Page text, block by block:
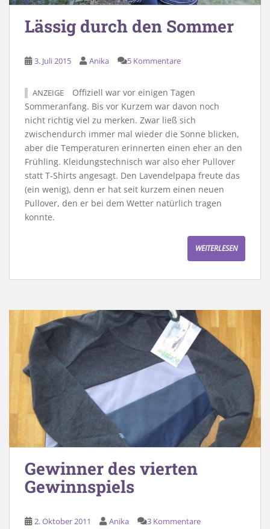
Lässig durch den Sommer
3. Juli 2015 Anika 5 Kommentare
ANZEIGE
Offiziell war vor einigen Tagen
Sommeranfang. Bis vor Kurzem war davon noch
nicht richtig viel zu merken. Zwar ließ sich
zwischendurch immer mal wieder die Sonne blicken,
aber die Temperaturen erinnerten einen eher an den
Frühling. Kleidungstechnisch war also eher Pullover
statt T-Shirts angesagt. Den Lavendelpapa freute das
(ein wenig), denn er hat seit kurzem einen neuen
Pullover, den er bei dem Wetter natürlich tragen
konnte.
WEITERLESEN
Gewinner des vierten
Gewinnspiels
2. Oktober 2011 Anika 3 Kommentare